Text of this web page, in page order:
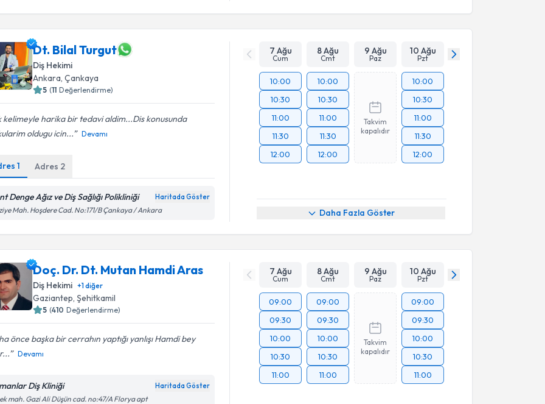
Dt. Bilal Turgut
Diş Hekimi
Ankara, Çankaya
5 (11 Değerlendirme)
kelimeyle harika bir tedavi aldim...Dis konusunda
oldugu icin...
Devamı
1 Adres 2
Denge Ağız ve Diş Sağlığı Polikliniği Haritada Göster
Mah. Hoşdere Cad. No:171/B Çankaya / Ankara
7 Ağu
Cum
8 Ağu
Cmt
9 Ağu
Paz
10 Ağu
Pzt
10:00
10:30
11:00
11:30
12:00
10:00
10:30
11:00
11:30
12:00
Takvim
kapalıdır
10:00
10:30
11:00
11:30
12:00
Daha Fazla Göster
Doç. Dr. Dt. Mutan Hamdi Aras
Diş Hekimi +1diğer
Gaziantep , Şehitkamil
5 (410 Değerlendirme)
önce başka bir cerrahın yaptığı yanlışı Hamdi bey
Devamı
Diş Kliniği Haritada Göster
mah. Gazi Ali Düşün cad. no:47/A Florya apt
7 Ağu
Cum
8 Ağu
Cmt
9 Ağu
Paz
10 Ağu
Pzt
09:00
09:30
10:00
10:30
11:00
09:00
09:30
10:00
10:30
11:00
Takvim
kapalıdır
09:00
09:30
10:00
10:30
11:00